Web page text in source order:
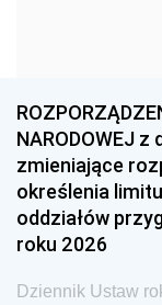
1948
1945
1938
1935
NARODOWEJ
zmieniające
określenia
oddziałów
roku 2026
Dziennik Ustaw